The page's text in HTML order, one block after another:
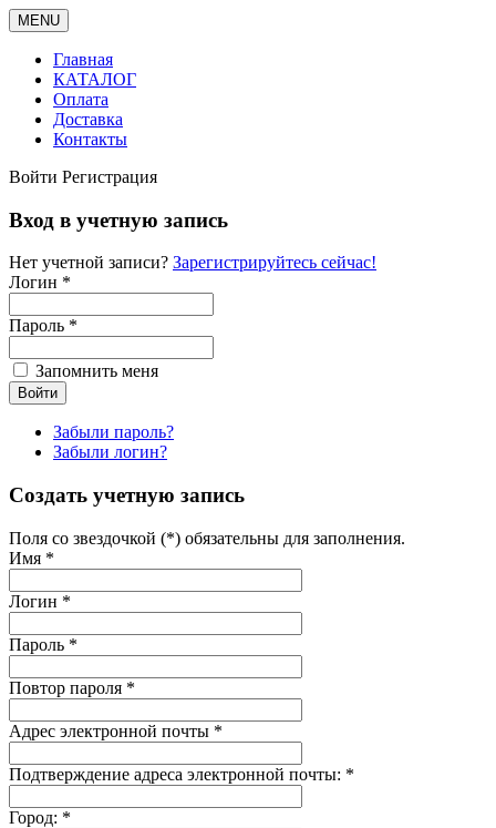
MENU
Главная
КАТАЛОГ
Оплата
Доставка
Контакты
Войти Регистрация
Вход в учетную запись
Нет учетной записи? Зарегистрируйтесь сейчас!
Логин *
Пароль *
Запомнить меня
Забыли пароль?
Забыли логин?
Создать учетную запись
Поля со звездочкой (*) обязательны для заполнения.
Имя *
Логин *
Пароль *
Повтор пароля *
Адрес электронной почты *
Подтверждение адреса электронной почты: *
Город: *